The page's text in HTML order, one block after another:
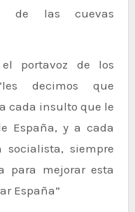
de las cuevas
decimos que
cada insulto que le
España, y a cada
siempre
para mejorar esta
España”